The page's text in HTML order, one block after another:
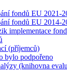
fondů EU 2021-
fondů EU 2014-
implementace
(příjemců)
bylo podpořeno
(knihovna